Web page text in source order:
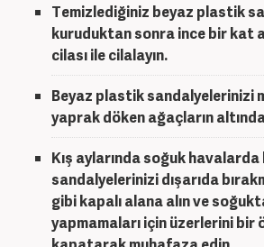
Temizlediğiniz beyaz plastik
kuruduktan sonra ince bir kat
cilası ile cilalayın.
Beyaz plastik sandalyelerinizi
yaprak döken ağaçların
Kış aylarında soğuk havalarda
sandalyelerinizi dışarıda
gibi kapalı alana alın ve
yapmamaları için üzerlerini bir